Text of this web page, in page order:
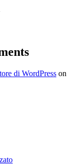
di WordPress on